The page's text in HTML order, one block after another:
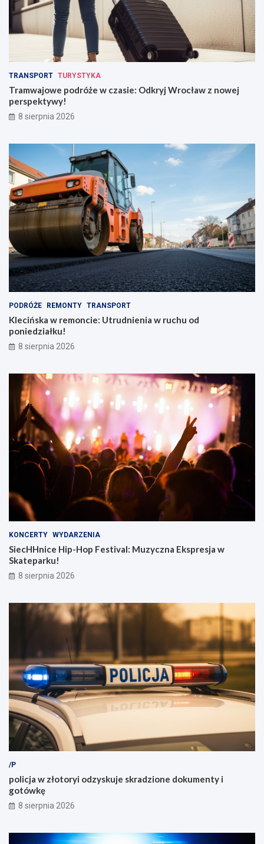
TRANSPORT TURYSTYKA
Tramwajowe podróże w czasie: Odkryj Wrocław z nowej
perspektywy!
8 sierpnia 2026
PODRÓŻE REMONTY TRANSPORT
Klecińska w remoncie: Utrudnienia w ruchu od
poniedziałku!
8 sierpnia 2026
KONCERTY WYDARZENIA
SiecHHnice Hip-Hop Festival: Muzyczna Ekspresja w
Skateparku!
8 sierpnia 2026
/P
policja w złotoryi odzyskuje skradzione dokumenty i
gotówkę
8 sierpnia 2026